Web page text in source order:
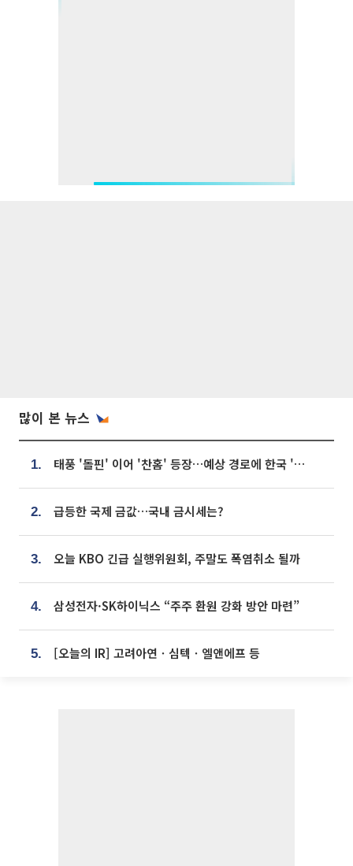
많이 본 뉴스
1. 태풍 '돌핀' 이어 '찬홈' 등장…예상 경로에 한국 '한숨'
2. 급등한 국제 금값…국내 금시세는?
3. 오늘 KBO 긴급 실행위원회, 주말도 폭염취소 될까
4. 삼성전자·SK하이닉스 “주주 환원 강화 방안 마련”
5. [오늘의 IR] 고려아연ㆍ심텍ㆍ엘앤에프 등